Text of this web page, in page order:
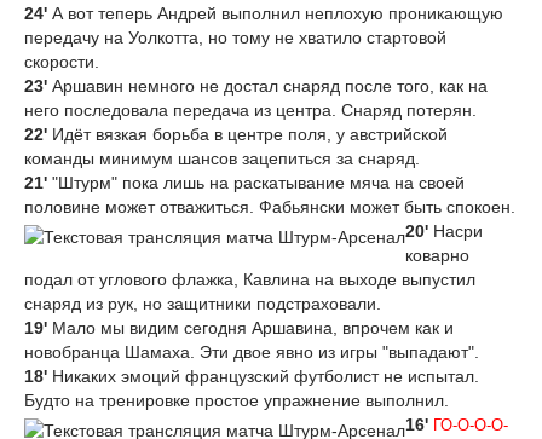
24' А вот теперь Андрей выполнил неплохую проникающую
передачу на Уолкотта, но тому не хватило стартовой
скорости.
23' Аршавин немного не достал снаряд после того, как на
него последовала передача из центра. Снаряд потерян.
22' Идёт вязкая борьба в центре поля, у австрийской
команды минимум шансов зацепиться за снаряд.
21' "Штурм" пока лишь на раскатывание мяча на своей
половине может отважиться. Фабьянски может быть спокоен.
20' Насри
коварно
подал от углового флажка, Кавлина на выходе выпустил
снаряд из рук, но защитники подстраховали.
19' Мало мы видим сегодня Аршавина, впрочем как и
новобранца Шамаха. Эти двое явно из игры "выпадают".
18' Никаких эмоций французский футболист не испытал.
Будто на тренировке простое упражнение выполнил.
16' ГО-О-О-О-